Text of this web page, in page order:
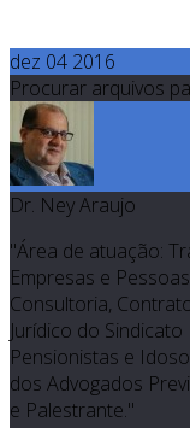
dez 04 2016
Procurar arquivos
Dr. Ney Araujo
"Área de atuação:
Empresas e
Consultoria,
Jurídico do
Pensionistas e
dos Advogados
e Palestrante."